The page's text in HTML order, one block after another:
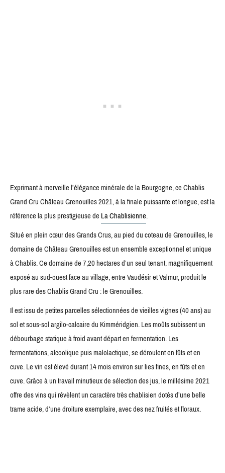
Exprimant à merveille l’élégance minérale de la Bourgogne, ce Chablis
Grand Cru Château Grenouilles 2021, à la finale puissante et longue, est la
référence la plus prestigieuse deLa Chablisienne.
Situé en plein cœur des Grands Crus, au pied du coteau de Grenouilles, le
domaine de Château Grenouilles est un ensemble exceptionnel et unique
à Chablis. Ce domaine de 7,20 hectares d’un seul tenant, magnifiquement
exposé au sud-ouest face au village, entre Vaudésir et Valmur, produit le
plus rare des Chablis Grand Cru : le Grenouilles.
Il est issu de petites parcelles sélectionnées de vieilles vignes (40 ans) au
sol et sous-sol argilo-calcaire du Kimméridgien. Les moûts subissent un
débourbage statique à froid avant départ en fermentation. Les
fermentations, alcoolique puis malolactique, se déroulent en fûts et en
cuve. Le vin est élevé durant 14 mois environ sur lies fines, en fûts et en
cuve. Grâce à un travail minutieux de sélection des jus, le millésime 2021
offre des vins qui révèlent un caractère très chablisien dotés d’une belle
trame acide, d’une droiture exemplaire, avec des nez fruités et floraux.